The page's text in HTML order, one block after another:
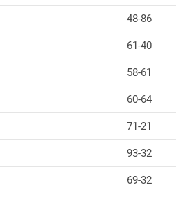
48-86
61-40
58-61
60-64
71-21
93-32
69-32